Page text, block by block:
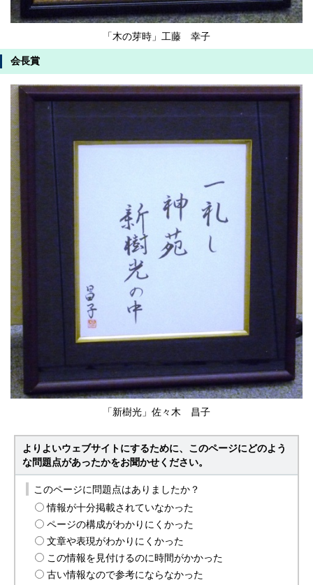
「木の芽時」工藤 幸子
会長賞
「新樹光」佐々木 昌子
よりよいウェブサイトにするために、このページにどのよう
な問題点があったかをお聞かせください。
このページに問題点はありましたか？
情報が十分掲載されていなかった
ページの構成がわかりにくかった
文章や表現がわかりにくかった
この情報を見付けるのに時間がかかった
古い情報なので参考にならなかった